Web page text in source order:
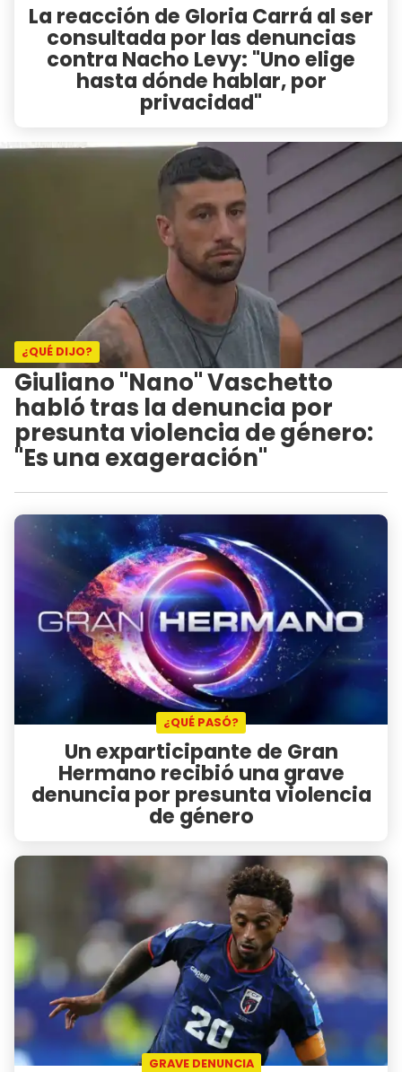
La reacción de Gloria Carrá al ser
consultada por las denuncias
contra Nacho Levy: "Uno elige
hasta dónde hablar, por
privacidad"
¿QUÉ DIJO?
Giuliano "Nano" Vaschetto
habló tras la denuncia por
presunta violencia de género:
"Es una exageración"
¿QUÉ PASÓ?
Un exparticipante de Gran
Hermano recibió una grave
denuncia por presunta violencia
de género
GRAVE DENUNCIA